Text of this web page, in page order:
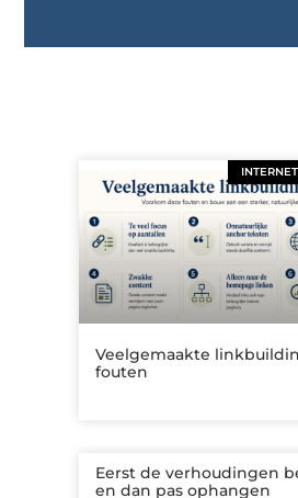
Veelgemaakte
fouten
Eerst de verhoudingen
en dan pas ophangen